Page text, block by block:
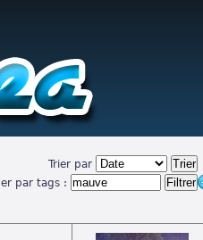
Trier par
par tags :